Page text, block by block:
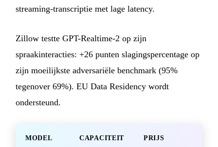
streaming-transcriptie met lage latency.
Zillow testte GPT-Realtime-2 op zijn
spraakinteracties: +26 punten slagingspercentage op
zijn moeilijkste adversariële benchmark (95%
tegenover 69%). EU Data Residency wordt
ondersteund.
MODEL CAPACITEIT PRIJS